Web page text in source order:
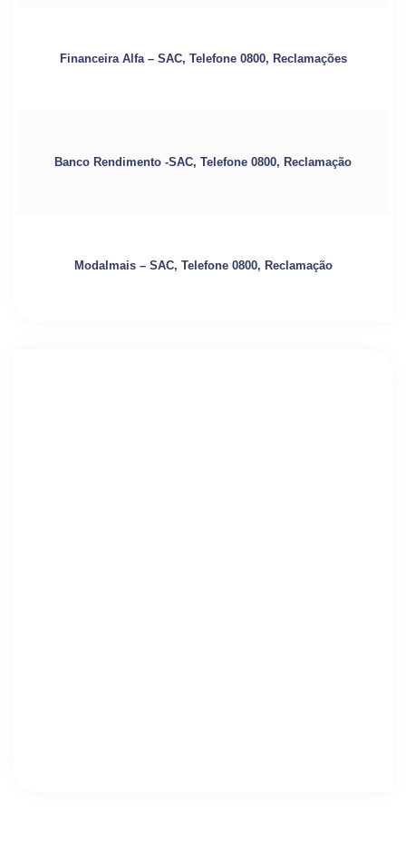
Financeira Alfa – SAC, Telefone 0800, Reclamações
Banco Rendimento -SAC, Telefone 0800, Reclamação
Modalmais – SAC, Telefone 0800, Reclamação